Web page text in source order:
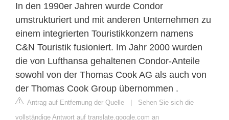
In den 1990er Jahren wurde Condor
umstrukturiert und mit anderen Unternehmen zu
einem integrierten Touristikkonzern namens
C&N Touristik fusioniert. Im Jahr 2000 wurden
die von Lufthansa gehaltenen Condor-Anteile
sowohl von der Thomas Cook AG als auch von
der Thomas Cook Group übernommen .
Antrag auf Entfernung der Quelle | Sehen Sie sich die
vollständige Antwort auf translate.google.com an